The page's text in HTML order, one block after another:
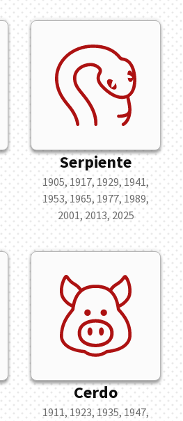
Serpiente
1905, 1917, 1929, 1941,
1953, 1965, 1977, 1989,
2001, 2013, 2025
Cerdo
1911, 1923, 1935, 1947,